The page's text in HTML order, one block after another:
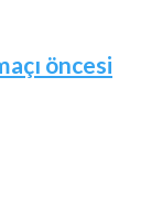
öncesi